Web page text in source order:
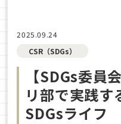
2025.09.24
CSR（SDGs）
【SDGs委員
リ部で実践す
SDGsライフ